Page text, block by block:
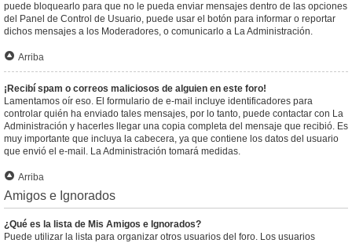
puede bloquearlo para que no le pueda enviar mensajes dentro de las opciones
del Panel de Control de Usuario, puede usar el botón para informar o reportar
dichos mensajes a los Moderadores, o comunicarlo a La Administración.
Arriba
¡Recibí spam o correos maliciosos de alguien en este foro!
Lamentamos oír eso. El formulario de e-mail incluye identificadores para
controlar quién ha enviado tales mensajes, por lo tanto, puede contactar con La
Administración y hacerles llegar una copia completa del mensaje que recibió. Es
muy importante que incluya la cabecera, ya que contiene los datos del usuario
que envió el e-mail. La Administración tomará medidas.
Arriba
Amigos e Ignorados
¿Qué es la lista de Mis Amigos e Ignorados?
Puede utilizar la lista para organizar otros usuarios del foro. Los usuarios